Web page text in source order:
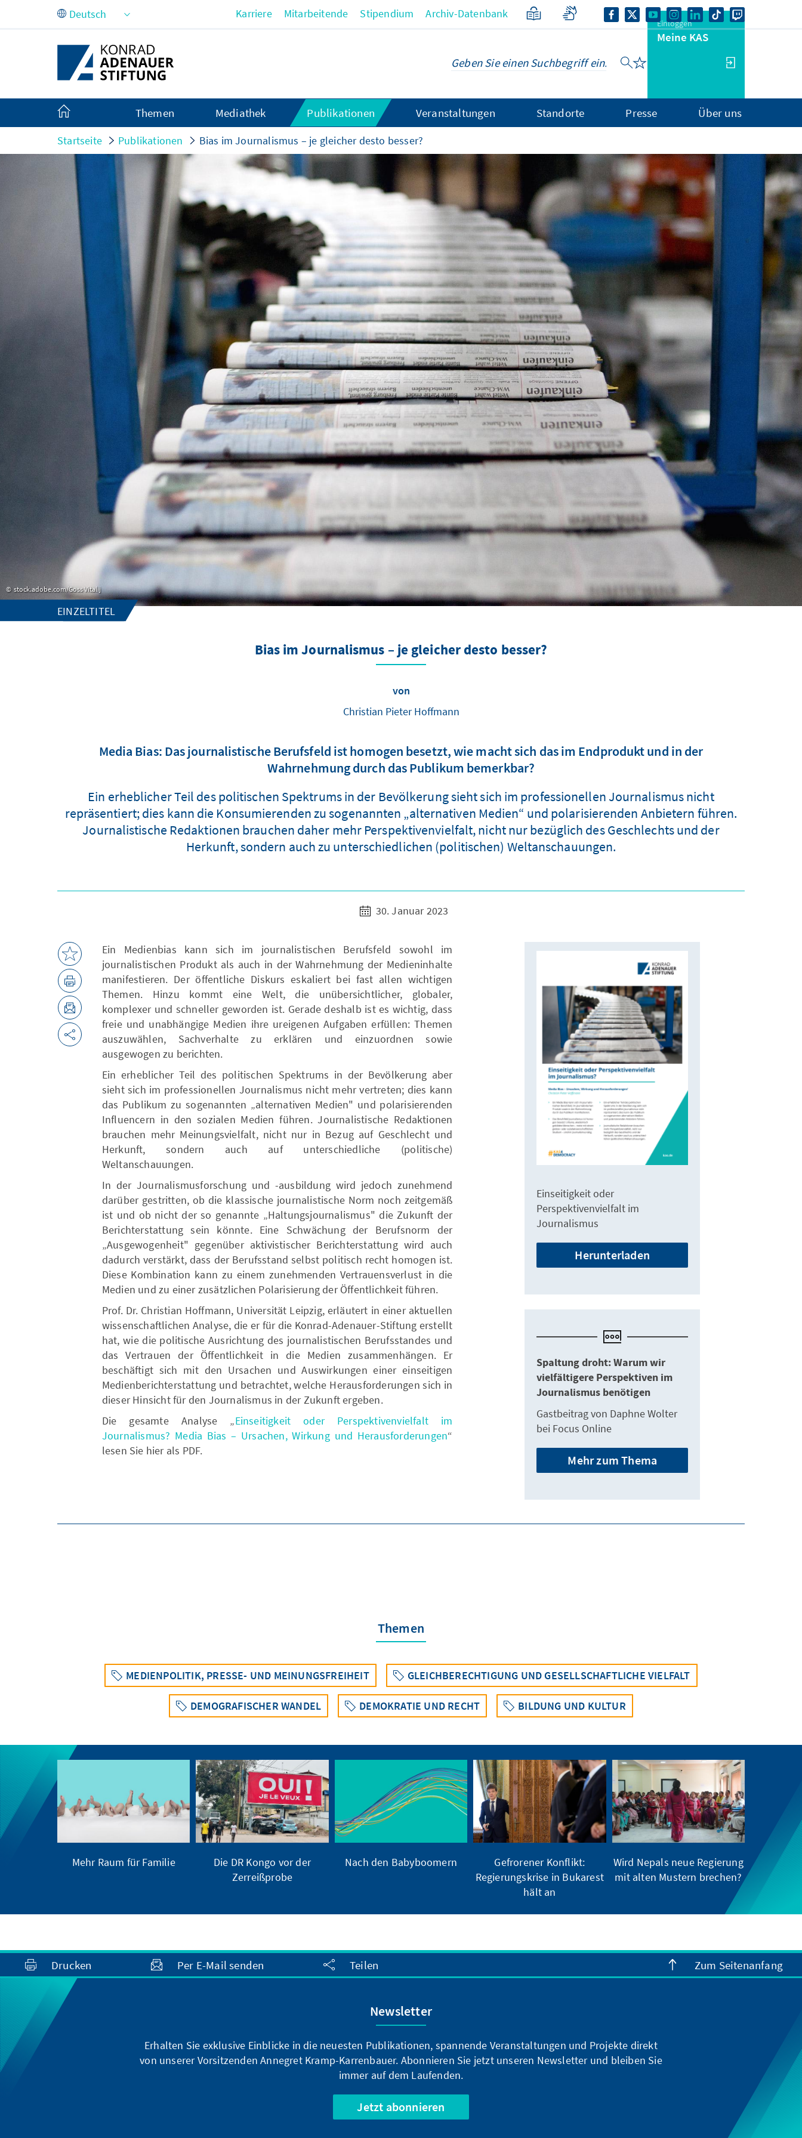
Zum Hauptinhalt springen Karriere Mitarbeitende Stipendium Archiv-Datenbank
Einloggen
Meine KAS
Themen Mediathek Publikationen Veranstaltungen Standorte Presse Über uns
Startseite Publikationen Bias im Journalismus – je gleicher desto besser?
stock.adobe.com/Goss Vitalij
EINZELTITEL
Bias im Journalismus – je gleicher desto besser?
von
Christian Pieter Hoffmann
Media Bias: Das journalistische Berufsfeld ist homogen besetzt, wie macht sich das im Endprodukt und in der
Wahrnehmung durch das Publikum bemerkbar?
Ein erheblicher Teil des politischen Spektrums in der Bevölkerung sieht sich im professionellen Journalismus nicht
repräsentiert; dies kann die Konsumierenden zu sogenannten „alternativen Medien“ und polarisierenden Anbietern führen.
Journalistische Redaktionen brauchen daher mehr Perspektivenvielfalt, nicht nur bezüglich des Geschlechts und der
Herkunft, sondern auch zu unterschiedlichen (politischen) Weltanschauungen.
30. Januar 2023
Ein Medienbias kann sich im journalistischen Berufsfeld sowohl im
journalistischen Produkt als auch in der Wahrnehmung der Medieninhalte
manifestieren. Der öffentliche Diskurs eskaliert bei fast allen wichtigen
Themen. Hinzu kommt eine Welt, die unübersichtlicher, globaler,
komplexer und schneller geworden ist. Gerade deshalb ist es wichtig, dass
freie und unabhängige Medien ihre ureigenen Aufgaben erfüllen: Themen
auszuwählen, Sachverhalte zu erklären und einzuordnen sowie
ausgewogen zu berichten.
Ein erheblicher Teil des politischen Spektrums in der Bevölkerung aber
sieht sich im professionellen Journalismus nicht mehr vertreten; dies kann
das Publikum zu sogenannten „alternativen Medien" und polarisierenden
Influencern in den sozialen Medien führen. Journalistische Redaktionen
brauchen mehr Meinungsvielfalt, nicht nur in Bezug auf Geschlecht und
Herkunft, sondern auch auf unterschiedliche (politische)
Weltanschauungen.
In der Journalismusforschung und -ausbildung wird jedoch zunehmend
darüber gestritten, ob die klassische journalistische Norm noch zeitgemäß
ist und ob nicht der so genannte „Haltungsjournalismus" die Zukunft der
Berichterstattung sein könnte. Eine Schwächung der Berufsnorm der
„Ausgewogenheit" gegenüber aktivistischer Berichterstattung wird auch
dadurch verstärkt, dass der Berufsstand selbst politisch recht homogen ist.
Diese Kombination kann zu einem zunehmenden Vertrauensverlust in die
Medien und zu einer zusätzlichen Polarisierung der Öffentlichkeit führen.
Prof. Dr. Christian Hoffmann, Universität Leipzig, erläutert in einer aktuellen
wissenschaftlichen Analyse, die er für die Konrad-Adenauer-Stiftung erstellt
hat, wie die politische Ausrichtung des journalistischen Berufsstandes und
das Vertrauen der Öffentlichkeit in die Medien zusammenhängen. Er
beschäftigt sich mit den Ursachen und Auswirkungen einer einseitigen
Medienberichterstattung und betrachtet, welche Herausforderungen sich in
dieser Hinsicht für den Journalismus in der Zukunft ergeben.
Die gesamte Analyse „Einseitigkeit oder Perspektivenvielfalt im
Journalismus? Media Bias – Ursachen, Wirkung und Herausforderungen“
lesen Sie hier als PDF.
Einseitigkeit oder
Perspektivenvielfalt im
Journalismus
Herunterladen
Spaltung droht: Warum wir
vielfältigere Perspektiven im
Journalismus benötigen
Gastbeitrag von Daphne Wolter
bei Focus Online
Mehr zum Thema
Themen
MEDIENPOLITIK, PRESSE- UND MEINUNGSFREIHEIT GLEICHBERECHTIGUNG UND GESELLSCHAFTLICHE VIELFALT
DEMOGRAFISCHER WANDEL DEMOKRATIE UND RECHT BILDUNG UND KULTUR
Mehr Raum für Familie
Die DR Kongo vor der
Zerreißprobe
Nach den Babyboomern
Gefrorener Konflikt:
Regierungskrise in Bukarest
hält an
Wird Nepals neue Regierung
mit alten Mustern brechen?
Drucken Per E-Mail senden Teilen Zum Seitenanfang
Newsletter
Erhalten Sie exklusive Einblicke in die neuesten Publikationen, spannende Veranstaltungen und Projekte direkt
von unserer Vorsitzenden Annegret Kramp-Karrenbauer. Abonnieren Sie jetzt unseren Newsletter und bleiben Sie
immer auf dem Laufenden.
Jetzt abonnieren